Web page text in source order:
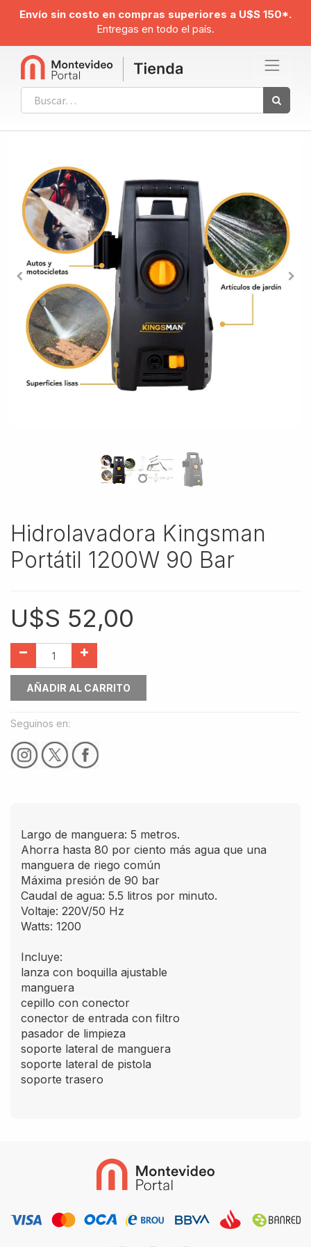
Envío sin costo en compras superiores a U$S 150*.
Entregas en todo el país.
Hidrolavadora Kingsman
Portátil 1200W 90 Bar
U$S 52,00
AÑADIR AL CARRITO
Seguinos en:
Largo de manguera: 5 metros.
Ahorra hasta 80 por ciento más agua que una
manguera de riego común
Máxima presión de 90 bar
Caudal de agua: 5.5 litros por minuto.
Voltaje: 220V/50 Hz
Watts: 1200
Incluye:
lanza con boquilla ajustable
manguera
cepillo con conector
conector de entrada con filtro
pasador de limpieza
soporte lateral de manguera
soporte lateral de pistola
soporte trasero